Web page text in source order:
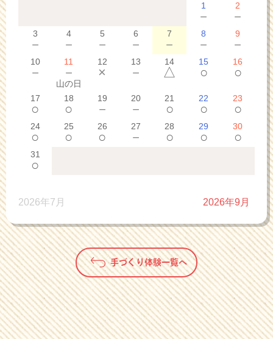
1
－
2
－
3
－
4
－
5
－
6
－
7
－
8
－
9
－
10
－
11
－
山の日
12
×
13
－
14
△
15
○
16
○
17
○
18
○
19
－
20
－
21
○
22
○
23
○
24
○
25
○
26
○
27
－
28
○
29
○
30
○
31
○
2026年7月 2026年9月
手づくり体験一覧へ